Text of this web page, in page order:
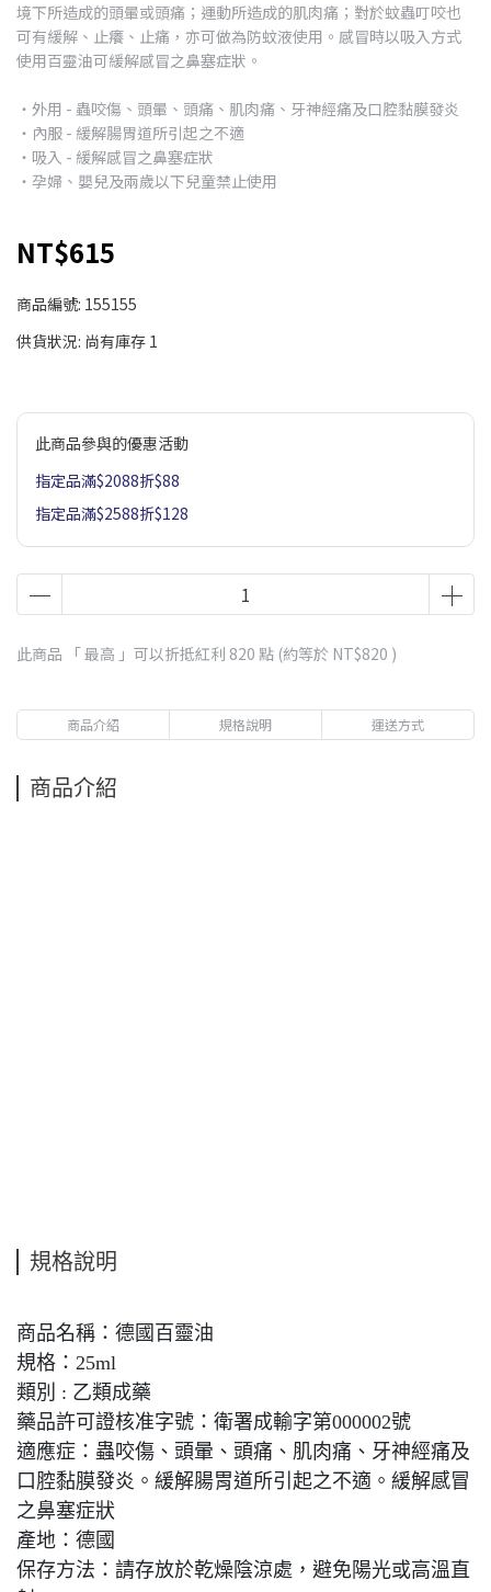
境下所造成的頭暈或頭痛；運動所造成的肌肉痛；對於蚊蟲叮咬也
可有緩解、止癢、止痛，亦可做為防蚊液使用。感冒時以吸入方式
使用百靈油可緩解感冒之鼻塞症狀。
‧外用 - 蟲咬傷、頭暈、頭痛、肌肉痛、牙神經痛及口腔黏膜發炎
‧內服 - 緩解腸胃道所引起之不適
‧吸入 - 緩解感冒之鼻塞症狀
‧孕婦、嬰兒及兩歲以下兒童禁止使用
NT$615
商品編號: 155155
供貨狀況: 尚有庫存 1
此商品參與的優惠活動
指定品滿$2088折$88
指定品滿$2588折$128
此商品 「 最高 」可以折抵紅利 820 點 (約等於 NT$820 )
商品介紹 規格說明 運送方式
商品介紹
規格說明
商品名稱：德國百靈油
規格：25ml
類別 : 乙類成藥
藥品許可證核准字號：衛署成輸字第000002號
適應症：蟲咬傷、頭暈、頭痛、肌肉痛、牙神經痛及
口腔黏膜發炎。緩解腸胃道所引起之不適。緩解感冒
之鼻塞症狀
產地：德國
保存方法：請存放於乾燥陰涼處，避免陽光或高溫直